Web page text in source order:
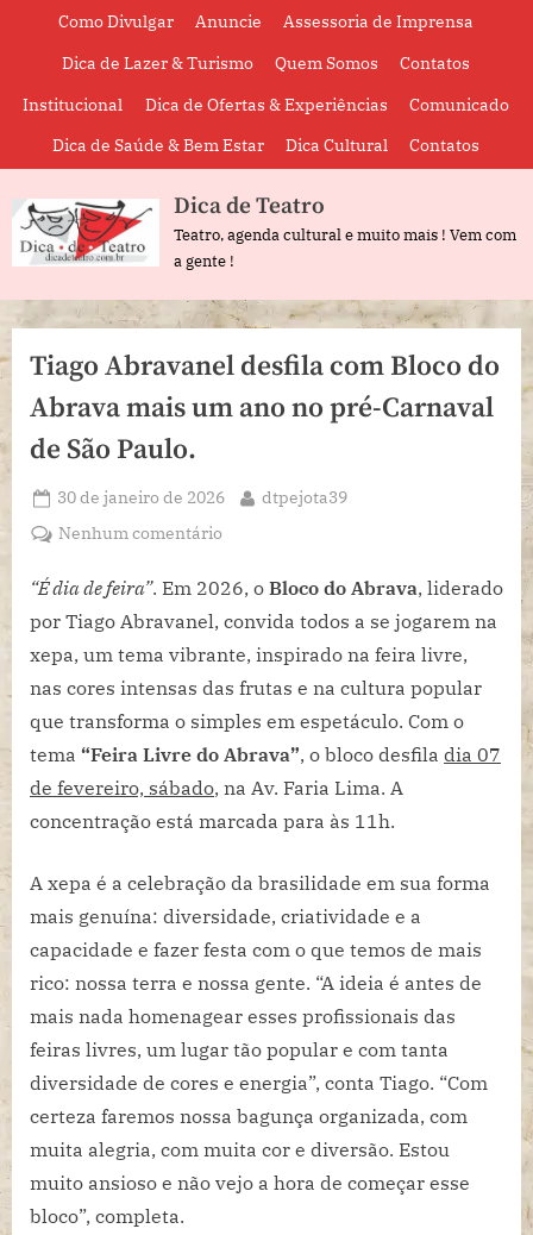
Como Divulgar Anuncie
Assessoria de Imprensa
Dica de Lazer & Turismo
Quem Somos
Contatos
Institucional
Dica de Ofertas & Experiências
Comunicado
Dica de Saúde & Bem Estar
Dica Cultural Contatos
Dica de Teatro
Teatro, agenda cultural e muito mais ! Vem com
a gente !
Tiago Abravanel desfila com Bloco do
Abrava mais um ano no pré-Carnaval
de São Paulo.
Posted
on
30 de janeiro de 2026 By
dtpejota39
Nenhum comentário
Abravanel
desfila
Bloco
do
Abrava
mais
no
Carnaval
de
São
“É dia de feira”. Em 2026, o Bloco do Abrava, liderado
por Tiago Abravanel, convida todos a se jogarem na
xepa, um tema vibrante, inspirado na feira livre,
nas cores intensas das frutas e na cultura popular
que transforma o simples em espetáculo. Com o
tema “Feira Livre do Abrava”, o bloco desfila dia 07
de fevereiro, sábado, na Av. Faria Lima. A
concentração está marcada para às 11h.
A xepa é a celebração da brasilidade em sua forma
mais genuína: diversidade, criatividade e a
capacidade e fazer festa com o que temos de mais
rico: nossa terra e nossa gente. “A ideia é antes de
mais nada homenagear esses profissionais das
feiras livres, um lugar tão popular e com tanta
diversidade de cores e energia”, conta Tiago. “Com
certeza faremos nossa bagunça organizada, com
muita alegria, com muita cor e diversão. Estou
muito ansioso e não vejo a hora de começar esse
bloco”, completa.